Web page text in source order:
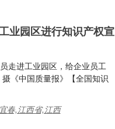
业园区进行知识产权宣
走进工业园区，给企业员工
《中国质量报》【全国知识
春,江西省,江西